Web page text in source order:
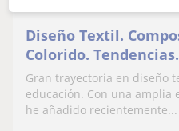
Diseño Textil.
Colorido.
colecciones
Gran trayectoria en diseño
educación. Con una amplia
he añadido recientemente...